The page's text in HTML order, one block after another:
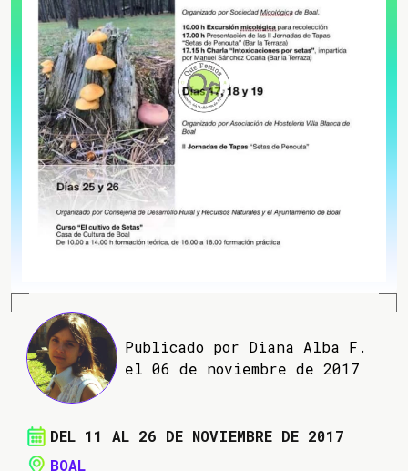
Publicado por Diana Alba F.
el 06 de noviembre de 2017
DEL 11 AL 26 DE NOVIEMBRE DE 2017
BOAL